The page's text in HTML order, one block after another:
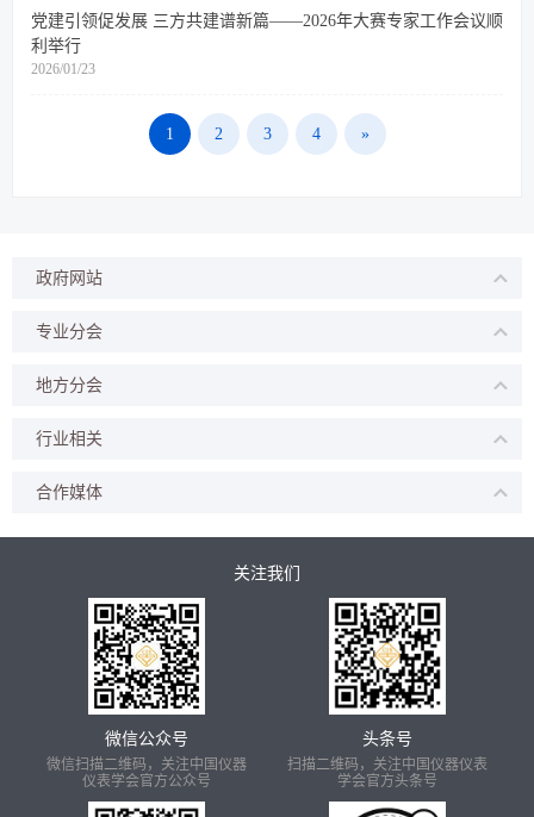
党建引领促发展 三方共建谱新篇——2026年大赛专家工作会议顺
利举行
2026/01/23
1 2 3 4 »
政府网站
专业分会
地方分会
行业相关
合作媒体
关注我们
微信公众号
微信扫描二维码，关注中国仪器
仪表学会官方公众号
头条号
扫描二维码，关注中国仪器仪表
学会官方头条号